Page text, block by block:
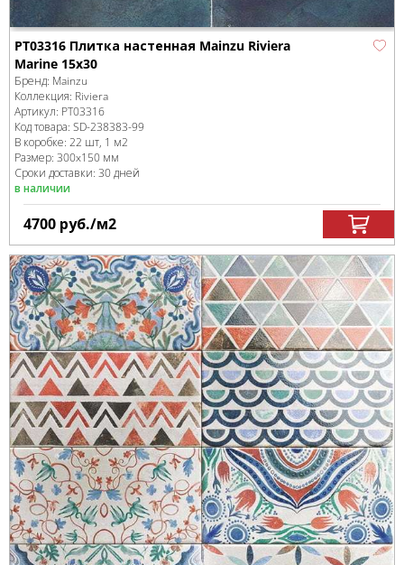
PT03316 Плитка настенная Mainzu Riviera
Marine 15x30
Бренд: Mainzu
Коллекция: Riviera
Артикул: PT03316
Код товара: SD-238383-99
В коробке: 22 шт, 1 м2
Размер: 300x150 мм
Сроки доставки: 30 дней
в наличии
4700 руб./м2